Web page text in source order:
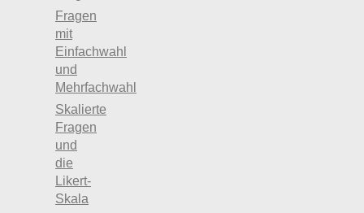
Fragen
mit
Einfachwahl
und
Mehrfachwahl
Skalierte
Fragen
und
die
Likert-
Skala